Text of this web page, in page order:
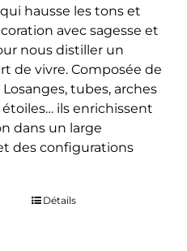
hausse les tons et
avec sagesse et
nous distiller un
de vivre. Composée de
tubes, arches
ils enrichissent
dans un large
des configurations
CeDétails